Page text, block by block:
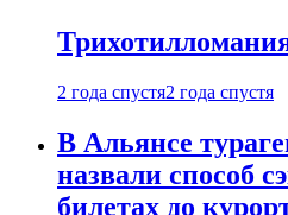
2 года спустя2 года спустя
В Альянсе
назвали способ
билетах до